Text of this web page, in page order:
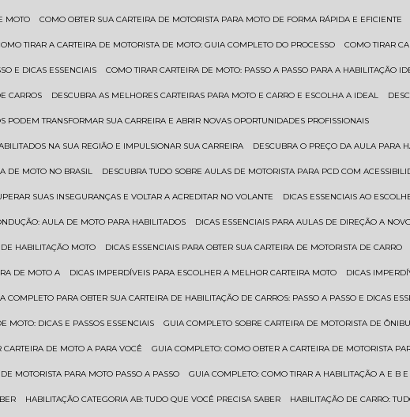
MOTO COMO OBTER SUA CARTEIRA DE MOTORISTA PARA MOTO DE FORMA RÁPIDA E EFICIENTE
COMO TIRAR A CARTEIRA DE MOTORISTA DE MOTO: GUIA COMPLETO DO PROCESSO COMO TIRAR
E DICAS ESSENCIAIS COMO TIRAR CARTEIRA DE MOTO: PASSO A PASSO PARA A HABILITAÇÃO
CARROS DESCUBRA AS MELHORES CARTEIRAS PARA MOTO E CARRO E ESCOLHA A IDEAL
PODEM TRANSFORMAR SUA CARREIRA E ABRIR NOVAS OPORTUNIDADES PROFISSIONAIS
NA SUA REGIÃO E IMPULSIONAR SUA CARREIRA DESCUBRA O PREÇO DA AULA PARA
DE MOTO NO BRASIL DESCUBRA TUDO SOBRE AULAS DE MOTORISTA PARA PCD COM
SUAS INSEGURANÇAS E VOLTAR A ACREDITAR NO VOLANTE DICAS ESSENCIAIS AO
AULA DE MOTO PARA HABILITADOS DICAS ESSENCIAIS PARA AULAS DE DIREÇÃO A
DE HABILITAÇÃO MOTO DICAS ESSENCIAIS PARA OBTER SUA CARTEIRA DE MOTORISTA DE CARRO
DE MOTO A DICAS IMPERDÍVEIS PARA ESCOLHER A MELHOR CARTEIRA MOTO DICAS
COMPLETO PARA OBTER SUA CARTEIRA DE HABILITAÇÃO DE CARROS: PASSO A PASSO E DICAS
MOTO: DICAS E PASSOS ESSENCIAIS GUIA COMPLETO SOBRE CARTEIRA DE MOTORISTA DE
CARTEIRA DE MOTO A PARA VOCÊ GUIA COMPLETO: COMO OBTER A CARTEIRA DE MOTORISTA
MOTORISTA PARA MOTO PASSO A PASSO GUIA COMPLETO: COMO TIRAR A HABILITAÇÃO A E B
HABILITAÇÃO CATEGORIA AB: TUDO QUE VOCÊ PRECISA SABER HABILITAÇÃO DE CARRO: